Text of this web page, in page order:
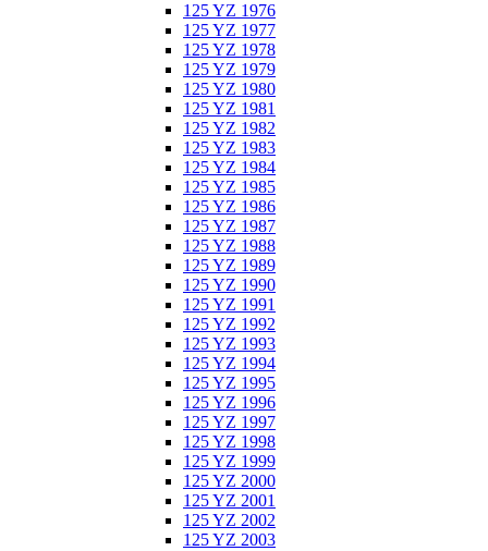
125 YZ 1976
125 YZ 1977
125 YZ 1978
125 YZ 1979
125 YZ 1980
125 YZ 1981
125 YZ 1982
125 YZ 1983
125 YZ 1984
125 YZ 1985
125 YZ 1986
125 YZ 1987
125 YZ 1988
125 YZ 1989
125 YZ 1990
125 YZ 1991
125 YZ 1992
125 YZ 1993
125 YZ 1994
125 YZ 1995
125 YZ 1996
125 YZ 1997
125 YZ 1998
125 YZ 1999
125 YZ 2000
125 YZ 2001
125 YZ 2002
125 YZ 2003